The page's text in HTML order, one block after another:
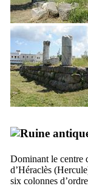
Dominant le centre
d’Héraclès
six colonnes